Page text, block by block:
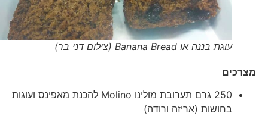
עוגת בננה או Banana Bread (צילום דני בר)
מצרכים
250 גרם תערובת מולינו Molino להכנת מאפינס ועוגות
בחושות (אריזה ורודה)